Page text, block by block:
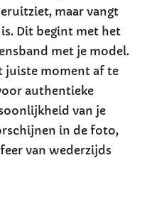
maar vangt
Dit begint met het
met je model.
juiste moment af te
authentieke
van je
in de foto,
van wederzijds